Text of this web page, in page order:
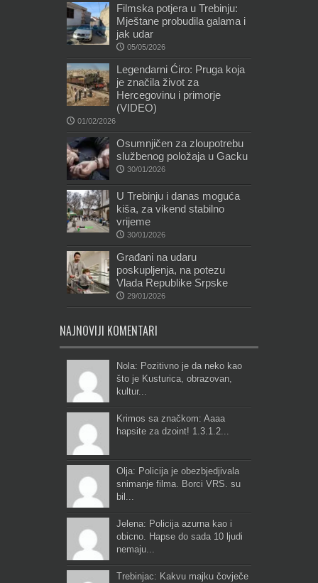
Filmska potjera u Trebinju:
Mještane probudila galama i
jak udar
05/05/2026
Legendarni Ćiro: Pruga koja
je značila život za
Hercegovinu i primorje
(VIDEO)
01/02/2026
Osumnjičen za zloupotrebu
službenog položaja u Gacku
30/01/2026
U Trebinju i danas moguća
kiša, za vikend stabilno
vrijeme
30/01/2026
Građani na udaru
poskupljenja, na potezu
Vlada Republike Srpske
29/01/2026
NAJNOVIJI KOMENTARI
Nola: Pozitivno je da neko kao
što je Kusturica, obrazovan,
kultur...
Krimos sa značkom: Aaaa
hapsite za dzoint! 1.3.1.2...
Olja: Policija je obezbjedjivala
snimanje filma. Borci VRS. su
bil...
Jelena: Policija azurna kao i
obicno. Hapse do sada 10 ljudi
nemaju...
Trebinjac: Kakvu majku čovječe